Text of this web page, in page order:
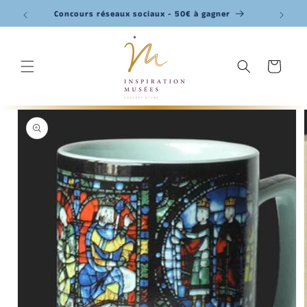
passer au
contenu
Concours réseaux sociaux - 50€ à gagner
Panier
Passer aux
informations
produits